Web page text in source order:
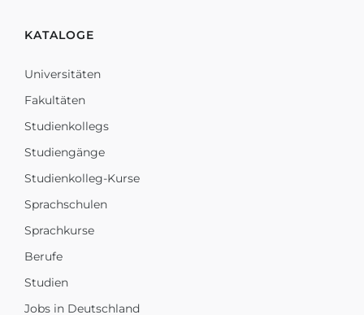
KATALOGE
Universitäten
Fakultäten
Studienkollegs
Studiengänge
Studienkolleg-Kurse
Sprachschulen
Sprachkurse
Berufe
Studien
Jobs in Deutschland